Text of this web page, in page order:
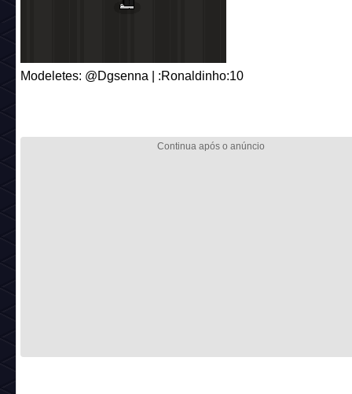
Modeletes: @Dgsenna | :Ronaldinho:10